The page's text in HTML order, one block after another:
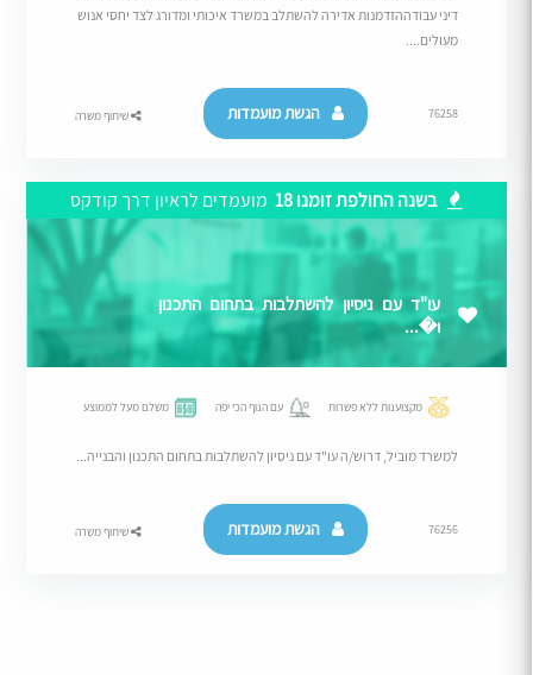
דיני עבודההזדמנות אדירה להשתלב במשרד איכותי ומדורג לצד יחסי אנוש
מעולים....
76258 הגשת מועמדות שיתוף משרה
בשנה החולפת זומנו 18 מועמדים לראיון דרך קודקס
עו"ד עם ניסיון להשתלבות בתחום התכנון
ו�...
מקצוענות ללא פשרות עם הנוף הכי יפה משלם מעל לממוצע
למשרד מוביל, דרוש/ה עו"ד עם ניסיון להשתלבות בתחום התכנון והבנייה...
76256 הגשת מועמדות שיתוף משרה